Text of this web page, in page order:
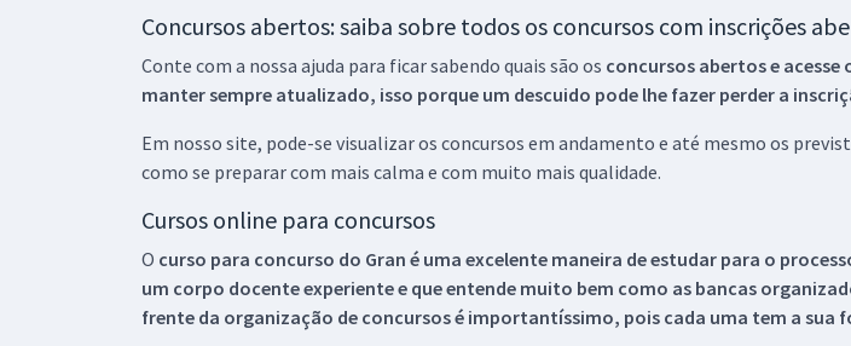
Concursos abertos: saiba sobre todos os concursos com inscrições
Conte com a nossa ajuda para ficar sabendo quais são os concursos abertos e
manter sempre atualizado, isso porque um descuido pode lhe fazer perder a
Em nosso site, pode-se visualizar os concursos em andamento e até mesmo os
como se preparar com mais calma e com muito mais qualidade.
Cursos online para concursos
O curso para concurso do Gran é uma excelente maneira de estudar para o
um corpo docente experiente e que entende muito bem como as bancas
frente da organização de concursos é importantíssimo, pois cada uma tem a sua